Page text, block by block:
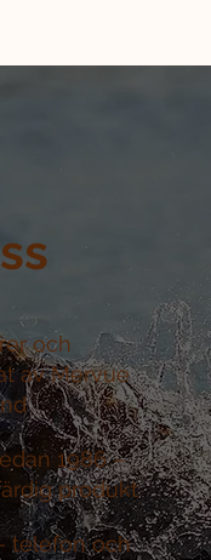
och
av Mervue
1986 –
produkt
telefon och